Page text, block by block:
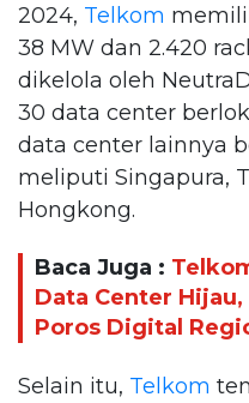
2024, Telkom
38 MW dan 2.420
dikelola oleh
30 data center
data center lainnya
meliputi Singapura,
Hongkong.
Baca Juga :
Data Center
Poros Digital
Selain itu, Telkom